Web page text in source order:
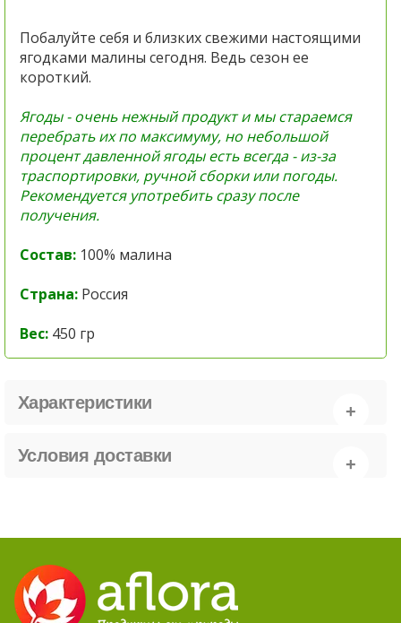
Побалуйте себя и близких свежими настоящими
ягодками малины сегодня. Ведь сезон ее
короткий.
Ягоды - очень нежный продукт и мы стараемся
перебрать их по максимуму, но небольшой
процент давленной ягоды есть всегда - из-за
траспортировки, ручной сборки или погоды.
Рекомендуется употребить сразу после
получения.
Состав: 100% малина
Страна: Россия
Вес: 450 гр
Характеристики
Условия доставки